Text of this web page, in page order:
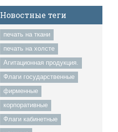
Новостные теги
печать на ткани
печать на холсте
Агитационная продукция.
Флаги государственные
фирменные
корпоративные
Флаги кабинетные